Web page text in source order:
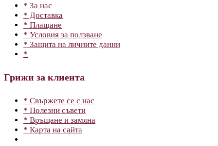
* За нас
* Доставка
* Плащане
* Условия за ползване
* Защита на личните данни
*
Грижи за клиента
* Свържете се с нас
* Полезни съвети
* Връщане и замяна
* Карта на сайта